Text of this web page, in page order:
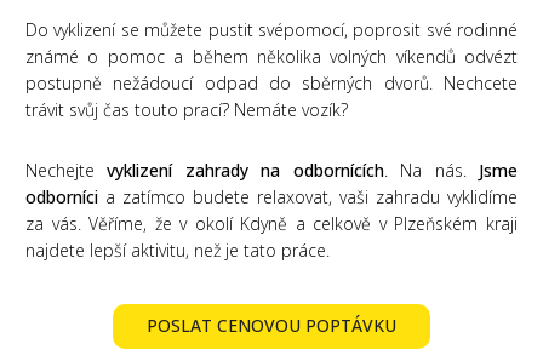
Do vyklizení se můžete pustit svépomocí, poprosit své rodinné
známé o pomoc a během několika volných víkendů odvézt
postupně nežádoucí odpad do sběrných dvorů. Nechcete
trávit svůj čas touto prací? Nemáte vozík?
Nechejtevyklizení zahrady na odbornících. Na nás. Jsme
odborníci a zatímco budete relaxovat, vaši zahradu vyklidíme
za vás. Věříme, že v okolí Kdyně a celkově v Plzeňském kraji
najdete lepší aktivitu, než je tato práce.
POSLAT CENOVOU POPTÁVKU